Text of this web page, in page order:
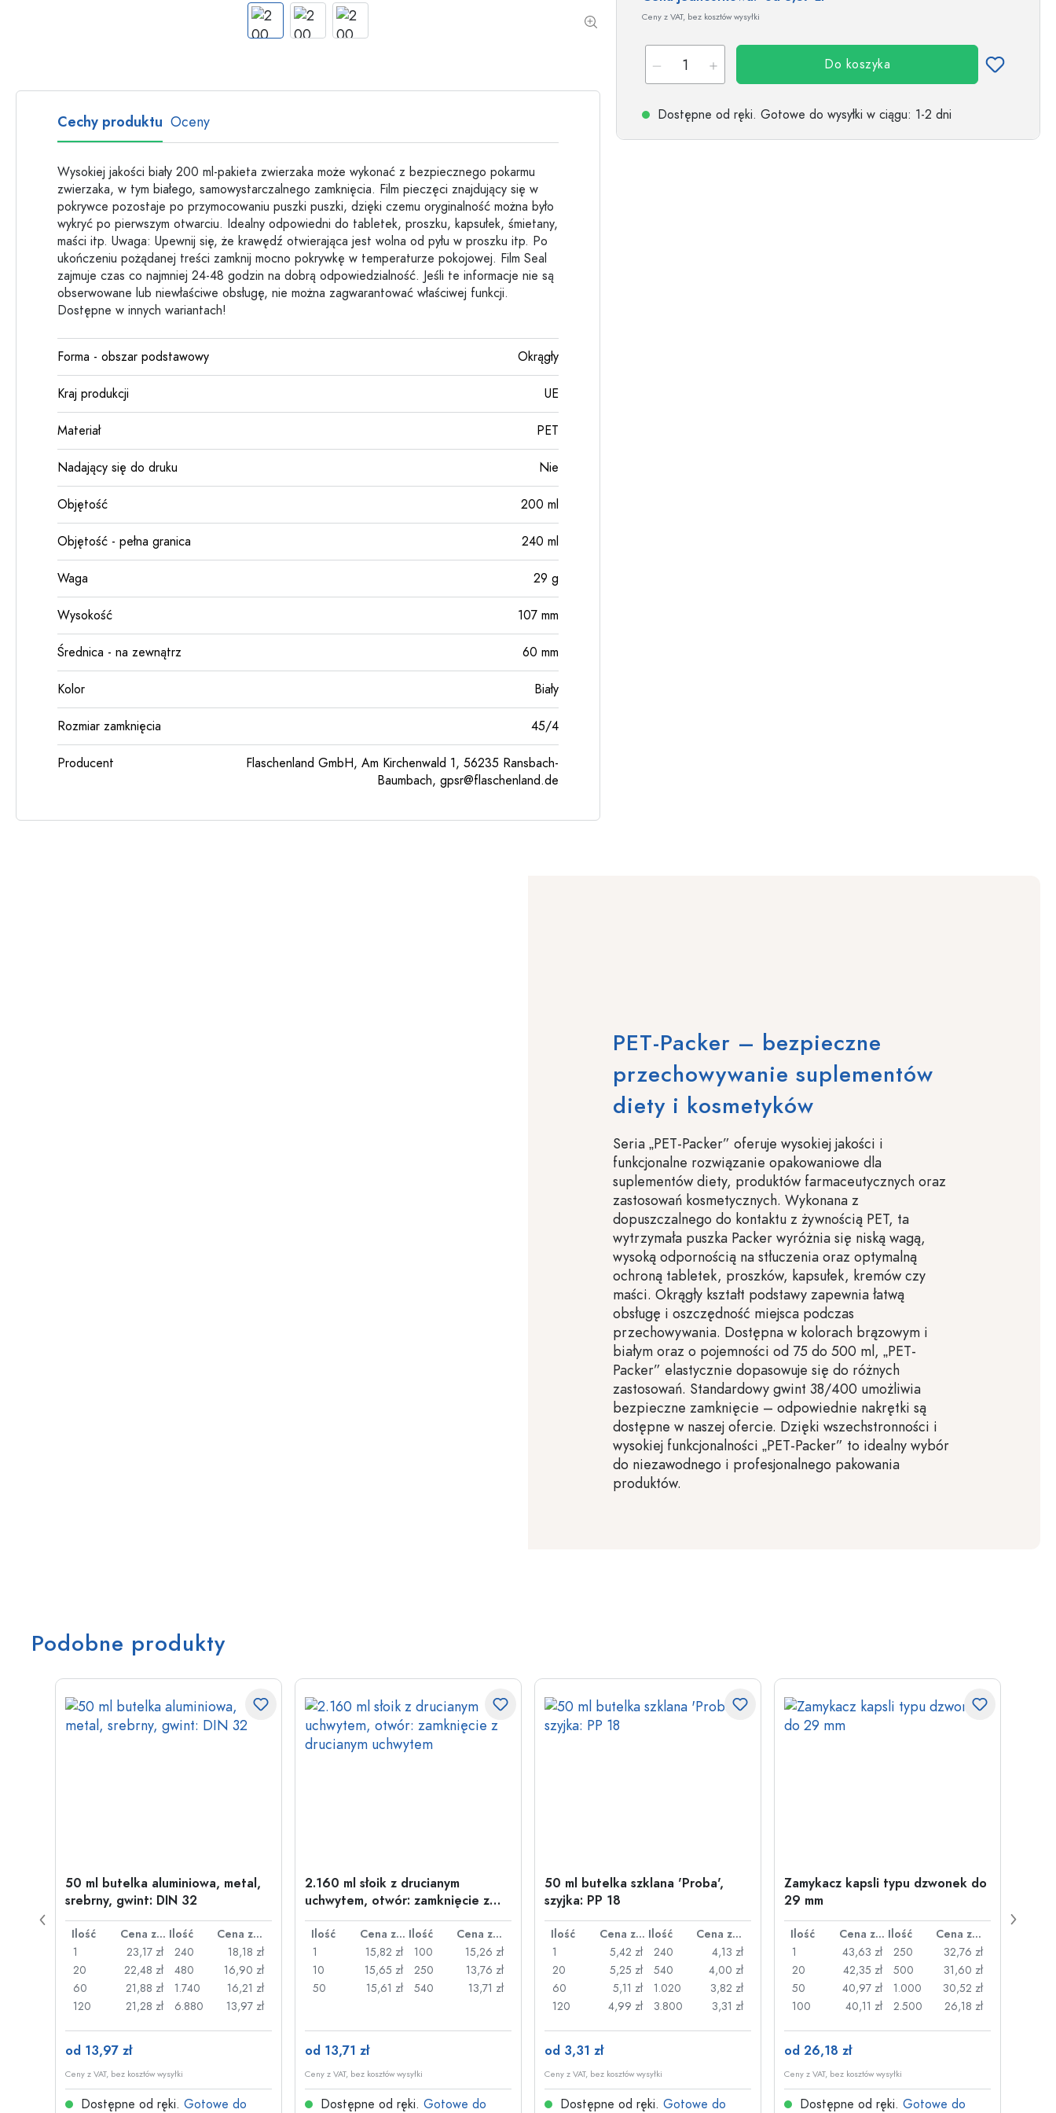
Butelki szklane
Butelki plastikowe
Ceny z VAT, bez kosztów wysyłki
Do koszyka
Dostępne od ręki. Gotowe do wysyłki w ciągu: 1-2 dni
Cechy produktu Oceny
Wysokiej jakości biały 200 ml-pakieta zwierzaka może wykonać z bezpiecznego pokarmu
zwierzaka, w tym białego, samowystarczalnego zamknięcia. Film pieczęci znajdujący się w
pokrywce pozostaje po przymocowaniu puszki puszki, dzięki czemu oryginalność można było
wykryć po pierwszym otwarciu. Idealny odpowiedni do tabletek, proszku, kapsułek, śmietany,
maści itp. Uwaga: Upewnij się, że krawędź otwierająca jest wolna od pyłu w proszku itp. Po
ukończeniu pożądanej treści zamknij mocno pokrywkę w temperaturze pokojowej. Film Seal
zajmuje czas co najmniej 24-48 godzin na dobrą odpowiedzialność. Jeśli te informacje nie są
obserwowane lub niewłaściwe obsługę, nie można zagwarantować właściwej funkcji.
Dostępne w innych wariantach!
Forma - obszar podstawowy Okrągły
Kraj produkcji UE
Materiał PET
Nadający się do druku Nie
Objętość 200 ml
Objętość - pełna granica 240 ml
Waga 29 g
Wysokość 107 mm
Średnica - na zewnątrz 60 mm
Kolor Biały
Rozmiar zamknięcia 45/4
Producent
Flaschenland GmbH, Am Kirchenwald 1, 56235 Ransbach-
Baumbach, gpsr@flaschenland.de
PET-Packer – bezpieczne
przechowywanie suplementów
diety i kosmetyków
Seria „PET-Packer” oferuje wysokiej jakości i
funkcjonalne rozwiązanie opakowaniowe dla
suplementów diety, produktów farmaceutycznych oraz
zastosowań kosmetycznych. Wykonana z
dopuszczalnego do kontaktu z żywnością PET, ta
wytrzymała puszka Packer wyróżnia się niską wagą,
wysoką odpornością na stłuczenia oraz optymalną
ochroną tabletek, proszków, kapsułek, kremów czy
maści. Okrągły kształt podstawy zapewnia łatwą
obsługę i oszczędność miejsca podczas
przechowywania. Dostępna w kolorach brązowym i
białym oraz o pojemności od 75 do 500 ml, „PET-
Packer” elastycznie dopasowuje się do różnych
zastosowań. Standardowy gwint 38/400 umożliwia
bezpieczne zamknięcie – odpowiednie nakrętki są
dostępne w naszej ofercie. Dzięki wszechstronności i
wysokiej funkcjonalności „PET-Packer” to idealny wybór
do niezawodnego i profesjonalnego pakowania
produktów.
Podobne produkty
50 ml butelka aluminiowa, metal,
srebrny, gwint: DIN 32
Ilość Cena za sztukę Ilość
Cena za sztukę
1
23,17 zł
20
22,48 zł
60
21,88 zł
120
21,28 zł
240
18,18 zł
480
16,90 zł
1.740
16,21 zł
6.880
13,97 zł
od 13,97 zł
Ceny z VAT, bez kosztów wysyłki
Dostępne od ręki. Gotowe do
2.160 ml słoik z drucianym
uchwytem, otwór: zamknięcie z
drucianym uchwytem
Ilość Cena za sztukę Ilość
Cena za sztukę
1
15,82 zł
10
15,65 zł
50
15,61 zł
100
15,26 zł
250
13,76 zł
540
13,71 zł
od 13,71 zł
Ceny z VAT, bez kosztów wysyłki
Dostępne od ręki. Gotowe do
50 ml butelka szklana 'Proba',
szyjka: PP 18
Ilość Cena za sztukę Ilość
Cena za sztukę
1
5,42 zł
20
5,25 zł
60
5,11 zł
120
4,99 zł
240
4,13 zł
540
4,00 zł
1.020
3,82 zł
3.800
3,31 zł
od 3,31 zł
Ceny z VAT, bez kosztów wysyłki
Dostępne od ręki. Gotowe do
Zamykacz kapsli typu dzwonek do
29 mm
Ilość Cena za sztukę Ilość
Cena za sztukę
1
43,63 zł
20
42,35 zł
50
40,97 zł
100
40,11 zł
250
32,76 zł
500
31,60 zł
1.000
30,52 zł
2.500
26,18 zł
od 26,18 zł
Ceny z VAT, bez kosztów wysyłki
Dostępne od ręki. Gotowe do